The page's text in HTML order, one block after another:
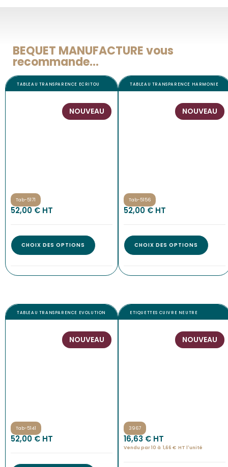
BEQUET MANUFACTURE vous
recommande...
TABLEAU TRANSPARENCE ECRITOU
NOUVEAU
Tab-5171
52,00 € HT
CHOIX DES OPTIONS
TABLEAU TRANSPARENCE HARMONIE
NOUVEAU
Tab-5156
52,00 € HT
CHOIX DES OPTIONS
TABLEAU TRANSPARENCE EVOLUTION
NOUVEAU
Tab-5141
52,00 € HT
ETIQUETTES CUIVRE NEUTRE
NOUVEAU
3967
16,63 € HT
Vendu par 10 à 1,66 € HT l'unité